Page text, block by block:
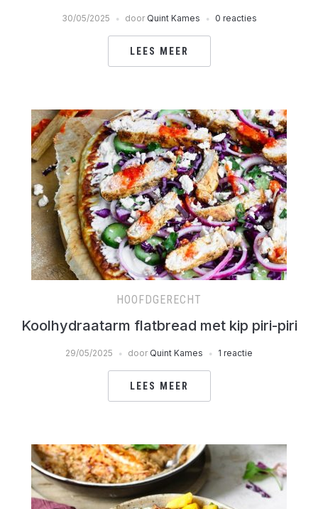
30/05/2025 door Quint Kames 0 reacties
LEES MEER
HOOFDGERECHT
Koolhydraatarm flatbread met kip piri-piri
29/05/2025 door Quint Kames 1 reactie
LEES MEER